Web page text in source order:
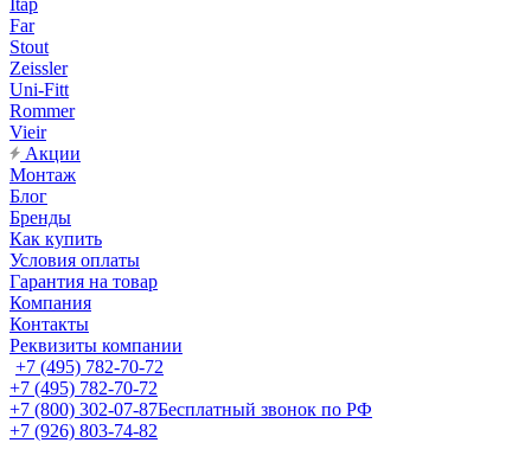
Itap
Far
Stout
Zeissler
Uni-Fitt
Rommer
Vieir
Акции
Монтаж
Блог
Бренды
Как купить
Условия оплаты
Гарантия на товар
Компания
Контакты
Реквизиты компании
+7 (495) 782-70-72
+7 (495) 782-70-72
+7 (800) 302-07-87Бесплатный звонок по РФ
+7 (926) 803-74-82